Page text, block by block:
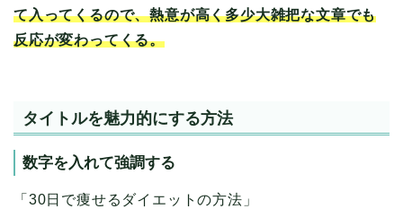
て入ってくるので、熱意が高く多少大雑把な文章でも
反応が変わってくる。
タイトルを魅力的にする方法
数字を入れて強調する
「30日で痩せるダイエットの方法」